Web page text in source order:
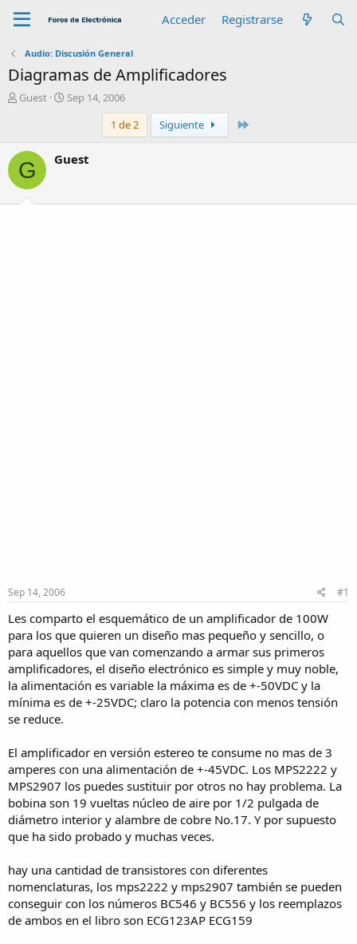
Acceder Registrarse
Audio: Discusión General
Diagramas de Amplificadores
A
r
Guest
F
a
d
Sep 14, 2006
1 de 2
Siguiente
G Guest
Sep 14, 2006 #1
Les comparto el esquemático de un amplificador de 100W
para los que quieren un diseño mas pequeño y sencillo, o
para aquellos que van comenzando a armar sus primeros
amplificadores, el diseño electrónico es simple y muy noble,
la alimentación es variable la máxima es de +-50VDC y la
mínima es de +-25VDC; claro la potencia con menos tensión
se reduce.
El amplificador en versión estereo te consume no mas de 3
amperes con una alimentación de +-45VDC. Los MPS2222 y
MPS2907 los puedes sustituir por otros no hay problema. La
bobina son 19 vueltas núcleo de aire por 1/2 pulgada de
diámetro interior y alambre de cobre No.17. Y por supuesto
que ha sido probado y muchas veces.
hay una cantidad de transistores con diferentes
nomenclaturas, los mps2222 y mps2907 también se pueden
conseguir con los números BC546 y BC556 y los reemplazos
de ambos en el libro son ECG123AP ECG159